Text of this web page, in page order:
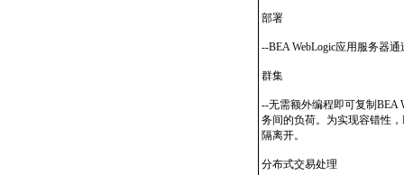
部署
--BEA WebLogic应用服务器
群集
--无需额外编程即可复制BEA
务间的负荷。为实现容错性
隔离开。
分布式交易处理